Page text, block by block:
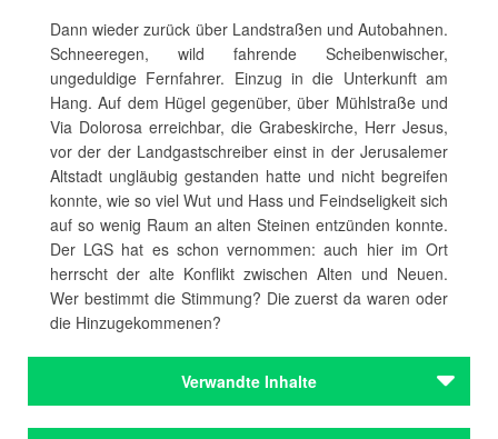
Dann wieder zurück über Landstraßen und Autobahnen.
Schneeregen, wild fahrende Scheibenwischer,
ungeduldige Fernfahrer. Einzug in die Unterkunft am
Hang. Auf dem Hügel gegenüber, über Mühlstraße und
Via Dolorosa erreichbar, die Grabeskirche, Herr Jesus,
vor der der Landgastschreiber einst in der Jerusalemer
Altstadt ungläubig gestanden hatte und nicht begreifen
konnte, wie so viel Wut und Hass und Feindseligkeit sich
auf so wenig Raum an alten Steinen entzünden konnte.
Der LGS hat es schon vernommen: auch hier im Ort
herrscht der alte Konflikt zwischen Alten und Neuen.
Wer bestimmt die Stimmung? Die zuerst da waren oder
die Hinzugekommenen?
Verwandte Inhalte